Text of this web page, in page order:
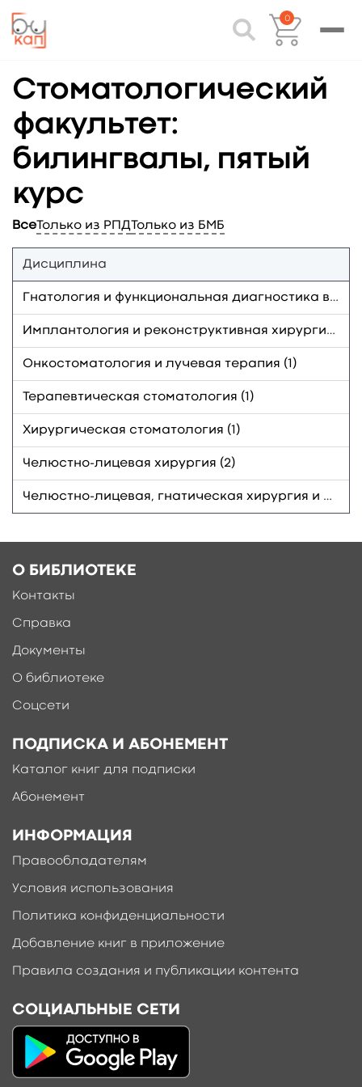
0
Стоматологический
факультет:
билингвалы, пятый
курс
ВсеТолько из РПД Только из БМБ
Дисциплина
Гнатология и функциональная диагностика височного нижнечелюстного сустава (1)
Имплантология и реконструктивная хирургия полости рта (1)
Онкостоматология и лучевая терапия (1)
Терапевтическая стоматология (1)
Хирургическая стоматология (1)
Челюстно-лицевая хирургия (2)
Челюстно-лицевая, гнатическая хирургия и протезирование (1)
О БИБЛИОТЕКЕ
Контакты
Справка
Документы
О библиотеке
Соцсети
ПОДПИСКА И АБОНЕМЕНТ
Каталог книг для подписки
Абонемент
ИНФОРМАЦИЯ
Правообладателям
Условия использования
Политика конфиденциальности
Добавление книг в приложение
Правила создания и публикации контента
СОЦИАЛЬНЫЕ СЕТИ